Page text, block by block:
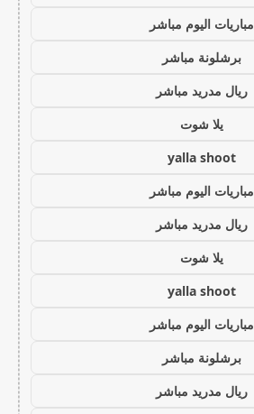
مباريات اليوم مباشر
برشلونة مباشر
ريال مدريد مباشر
يلا شوت
yalla shoot
مباريات اليوم مباشر
ريال مدريد مباشر
يلا شوت
yalla shoot
مباريات اليوم مباشر
برشلونة مباشر
ريال مدريد مباشر